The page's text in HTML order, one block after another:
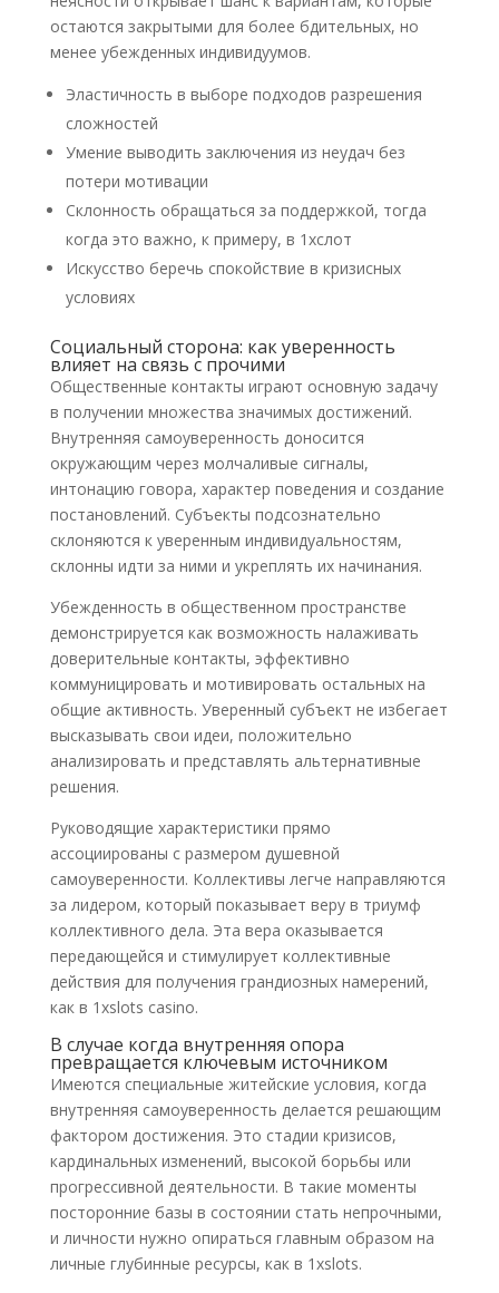
остаются закрытыми для более бдительных, но
менее убежденных индивидуумов.
Эластичность в выборе подходов разрешения
сложностей
Умение выводить заключения из неудач без
потери мотивации
Склонность обращаться за поддержкой, тогда
когда это важно, к примеру, в 1хслот
Искусство беречь спокойствие в кризисных
условиях
Социальный сторона: как уверенность
влияет на связь с прочими
Общественные контакты играют основную задачу
в получении множества значимых достижений.
Внутренняя самоуверенность доносится
окружающим через молчаливые сигналы,
интонацию говора, характер поведения и создание
постановлений. Субъекты подсознательно
склоняются к уверенным индивидуальностям,
склонны идти за ними и укреплять их начинания.
Убежденность в общественном пространстве
демонстрируется как возможность налаживать
доверительные контакты, эффективно
коммуницировать и мотивировать остальных на
общие активность. Уверенный субъект не избегает
высказывать свои идеи, положительно
анализировать и представлять альтернативные
решения.
Руководящие характеристики прямо
ассоциированы с размером душевной
самоуверенности. Коллективы легче направляются
за лидером, который показывает веру в триумф
коллективного дела. Эта вера оказывается
передающейся и стимулирует коллективные
действия для получения грандиозных намерений,
как в 1xslots casino.
В случае когда внутренняя опора
превращается ключевым источником
Имеются специальные житейские условия, когда
внутренняя самоуверенность делается решающим
фактором достижения. Это стадии кризисов,
кардинальных изменений, высокой борьбы или
прогрессивной деятельности. В такие моменты
посторонние базы в состоянии стать непрочными,
и личности нужно опираться главным образом на
личные глубинные ресурсы, как в 1xslots.